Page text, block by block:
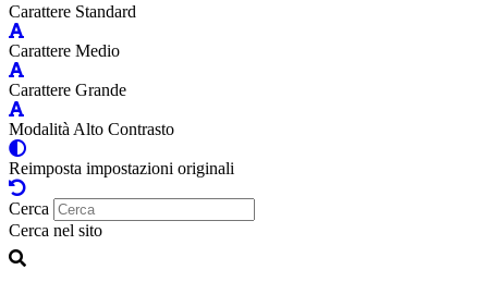
Carattere Standard
Carattere Medio
Carattere Grande
Modalità Alto Contrasto
Reimposta impostazioni originali
Cerca
Cerca nel sito